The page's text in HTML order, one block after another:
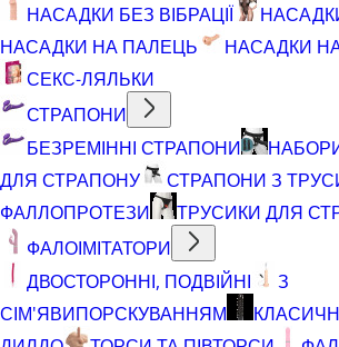
НАСАДКИ БЕЗ ВІБРАЦІЇ
НАСАДКИ НА ПАЛЕЦЬ
НАСАДКИ
СЕКС-ЛЯЛЬКИ
СТРАПОНИ
БЕЗРЕМІННІ СТРАПОНИ
ДЛЯ СТРАПОНУ
СТРАПОНИ З
ФАЛЛОПРОТЕЗИ
ТРУСИКИ ДЛЯ
ФАЛОІМІТАТОРИ
ДВОСТОРОННІ, ПОДВІЙНІ
З
СІМ'ЯВИПОРСКУВАННЯМ